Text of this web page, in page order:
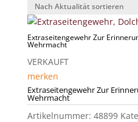
Extraseitengewehr Zur
Wehrmacht
VERKAUFT
merken
Extraseitengewehr Zur
Wehrmacht
Artikelnummer: 48899